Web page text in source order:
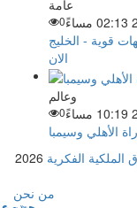
عامة
0
قوية - الخليج
الان
وعالم
0
الأهلي وسيمبا
2026
من نحن